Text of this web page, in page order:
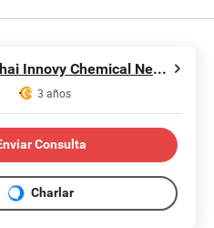
Shanghai Innovy Chemical New Materials Co., Ltd.
3 años
Consulta
Charlar